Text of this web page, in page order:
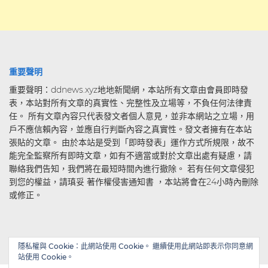
重要聲明
重要聲明：ddnews.xyz地地新聞網，本站所有文章由會員即時發
表，本站對所有文章的真實性、完整性及立場等，不負任何法律責
任。 所有文章內容只代表發文者個人意見，並非本網站之立場，用
戶不應信賴內容，並應自行判斷內容之真實性。發文者擁有在本站
張貼的文章。 由於本站是受到「即時發表」運作方式所規限，故不
能完全監察所有即時文章，如有不適當或對於文章出處有疑慮，請
聯絡我們告知，我們將在最短時間內進行撤除。 若有任何文章侵犯
到您的權益，請瑱妥 著作權侵害通知書 ，本站將會在24小時內刪除
或修正。
隱私權與 Cookie：此網站使用 Cookie。 繼續使用此網站即表示你同意網
站使用 Cookie。